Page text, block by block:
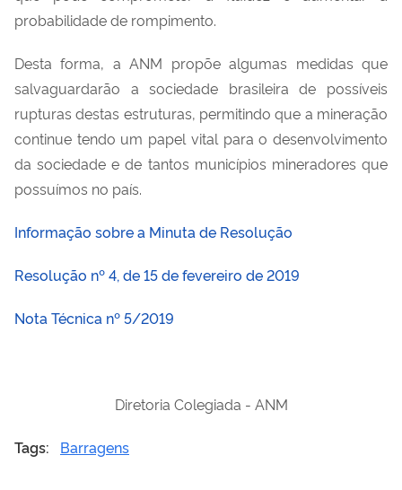
probabilidade de rompimento.
Desta forma, a ANM propõe algumas medidas que
salvaguardarão a sociedade brasileira de possíveis
rupturas destas estruturas, permitindo que a mineração
continue tendo um papel vital para o desenvolvimento
da sociedade e de tantos municípios mineradores que
possuímos no país.
Informação sobre a Minuta de Resolução
Resolução nº 4, de 15 de fevereiro de 2019
Nota Técnica nº 5/2019
Diretoria Colegiada - ANM
Tags: Barragens